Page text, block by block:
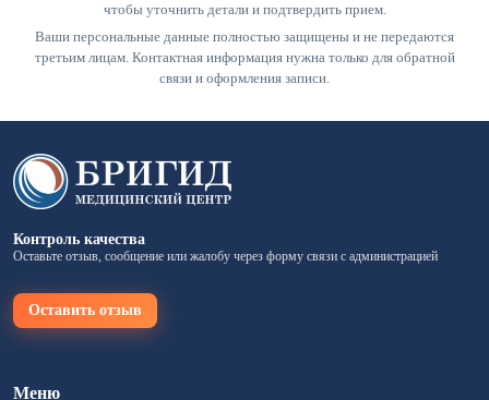
чтобы уточнить детали и подтвердить прием.
Ваши персональные данные полностью защищены и не передаются
третьим лицам. Контактная информация нужна только для обратной
связи и оформления записи.
Контроль качества
Оставьте отзыв, сообщение или жалобу через форму связи с администрацией
Оставить отзыв
Меню